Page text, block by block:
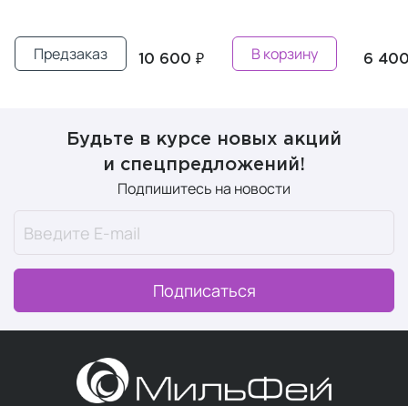
10 600 ₽
Предзаказ 6
В корзину
Будьте в курсе новых акций
и спецпредложений!
Подпишитесь на новости
Подписаться